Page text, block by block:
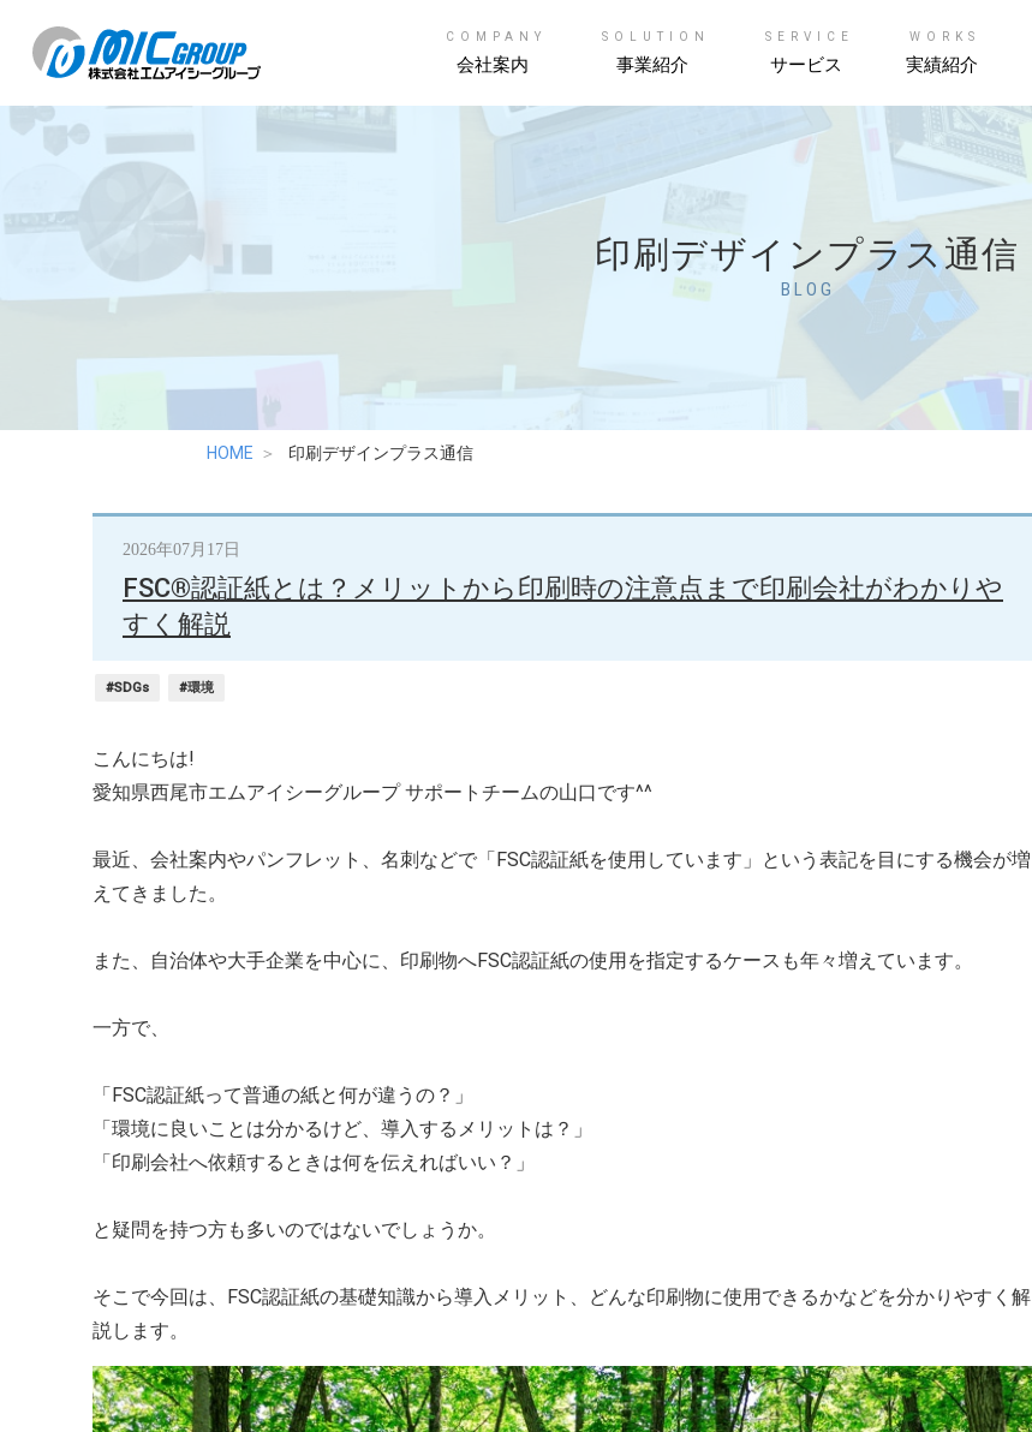
COMPANY
会社案内
SOLUTION
事業紹介
SERVICE
サービス
WORKS
実績紹介
印刷デザインプラス通信
BLOG
HOME 印刷デザインプラス通信
2026年07月17日
FSC®認証紙とは？メリットから印刷時の注意点まで印刷会社がわかりや
すく解説
#SDGs #環境
こんにちは!
愛知県西尾市エムアイシーグループ サポートチームの山口です^^
最近、会社案内やパンフレット、名刺などで「FSC認証紙を使用しています」という表記を目にする機会が増
えてきました。
また、自治体や大手企業を中心に、印刷物へFSC認証紙の使用を指定するケースも年々増えています。
一方で、
「FSC認証紙って普通の紙と何が違うの？」
「環境に良いことは分かるけど、導入するメリットは？」
「印刷会社へ依頼するときは何を伝えればいい？」
と疑問を持つ方も多いのではないでしょうか。
そこで今回は、FSC認証紙の基礎知識から導入メリット、どんな印刷物に使用できるかなどを分かりやすく解
説します。